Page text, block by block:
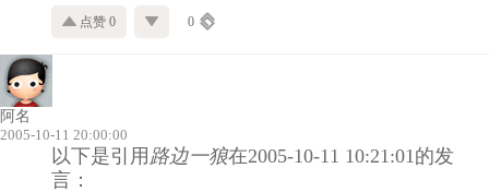
点赞 0 0
阿名
2005-10-11 20:00:00
以下是引用 路边一狼在2005-10-11 10:21:01的发
言：